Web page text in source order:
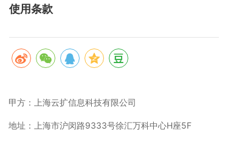
使用条款
甲方：上海云扩信息科技有限公司
地址：上海市沪闵路9333号徐汇万科中心H座5F